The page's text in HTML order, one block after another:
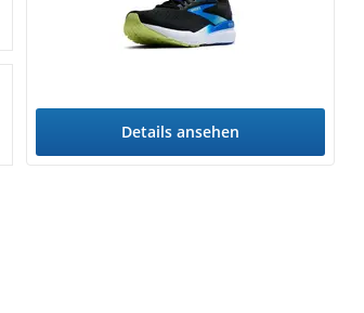
Details ansehen